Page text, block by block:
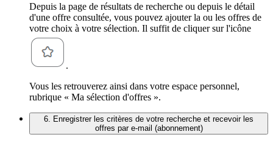
Depuis la page de résultats de recherche ou depuis le détail
d'une offre consultée, vous pouvez ajouter la ou les offres de
votre choix à votre sélection. Il suffit de cliquer sur l'icône
.
Vous les retrouverez ainsi dans votre espace personnel,
rubrique « Ma sélection d'offres ».
6. Enregistrer les critères de votre recherche et recevoir les
offres par e-mail (abonnement)